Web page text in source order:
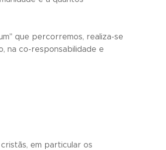
que percorremos, realiza-se
na co-responsabilidade e
em particular os